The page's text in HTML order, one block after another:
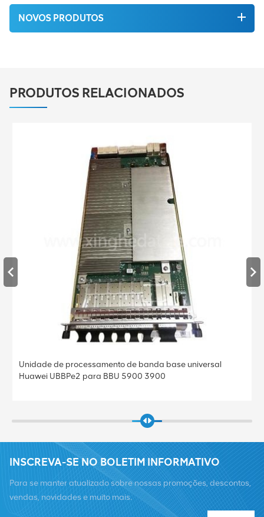
NOVOS PRODUTOS
PRODUTOS RELACIONADOS
Unidade de processamento de banda base universal
Huawei UBBPe4 para BBU 5900 3900
INSCREVA-SE NO BOLETIM INFORMATIVO
Para se manter atualizado sobre nossas promoções, descontos,
vendas, novidades e muito mais.